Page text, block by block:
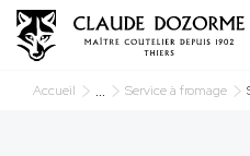
Accueil ... Service à fromage
Panneau de gestion des cookies